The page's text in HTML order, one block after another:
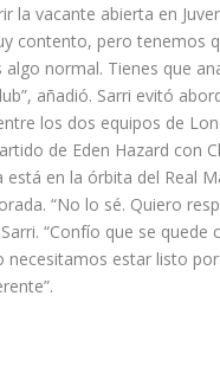
la vacante abierta en
contento, pero tenemos
algo normal. Tienes que
añadió. Sarri evitó
los dos equipos de
de Eden Hazard con
está en la órbita del Real
“No lo sé. Quiero
“Confío que se quede
necesitamos estar listo